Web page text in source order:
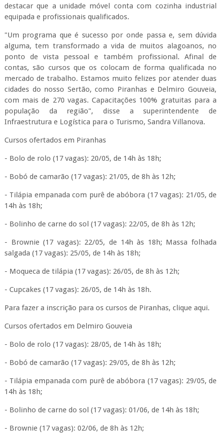
destacar que a unidade móvel conta com cozinha industrial
equipada e profissionais qualificados.
"Um programa que é sucesso por onde passa e, sem dúvida
alguma, tem transformado a vida de muitos alagoanos, no
ponto de vista pessoal e também profissional. Afinal de
contas, são cursos que os colocam de forma qualificada no
mercado de trabalho. Estamos muito felizes por atender duas
cidades do nosso Sertão, como Piranhas e Delmiro Gouveia,
com mais de 270 vagas. Capacitações 100% gratuitas para a
população da região", disse a superintendente de
Infraestrutura e Logística para o Turismo, Sandra Villanova.
Cursos ofertados em Piranhas
- Bolo de rolo (17 vagas): 20/05, de 14h às 18h;
- Bobó de camarão (17 vagas): 21/05, de 8h às 12h;
- Tilápia empanada com purê de abóbora (17 vagas): 21/05, de
14h às 18h;
- Bolinho de carne do sol (17 vagas): 22/05, de 8h às 12h;
- Brownie (17 vagas): 22/05, de 14h às 18h; Massa folhada
salgada (17 vagas): 25/05, de 14h às 18h;
- Moqueca de tilápia (17 vagas): 26/05, de 8h às 12h;
- Cupcakes (17 vagas): 26/05, de 14h às 18h.
Para fazer a inscrição para os cursos de Piranhas, clique aqui.
Cursos ofertados em Delmiro Gouveia
- Bolo de rolo (17 vagas): 28/05, de 14h às 18h;
- Bobó de camarão (17 vagas): 29/05, de 8h às 12h;
- Tilápia empanada com purê de abóbora (17 vagas): 29/05, de
14h às 18h;
- Bolinho de carne do sol (17 vagas): 01/06, de 14h às 18h;
- Brownie (17 vagas): 02/06, de 8h às 12h;